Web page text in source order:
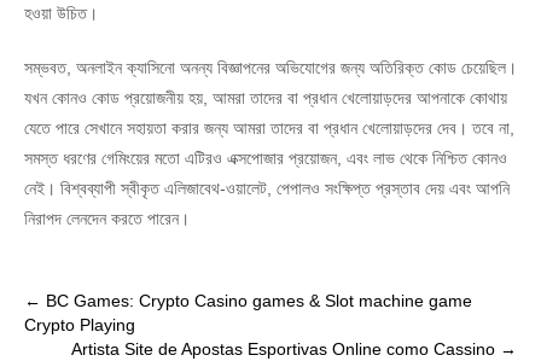
হওয়া উচিত।
সম্ভবত, অনলাইন ক্যাসিনো অনন্য বিজ্ঞাপনের অভিযোগের জন্য অতিরিক্ত কোড চেয়েছিল।
যখন কোনও কোড প্রয়োজনীয় হয়, আমরা তাদের বা প্রধান খেলোয়াড়দের আপনাকে কোথায়
যেতে পারে সেখানে সহায়তা করার জন্য আমরা তাদের বা প্রধান খেলোয়াড়দের দেব। তবে না,
সমস্ত ধরণের গেমিংয়ের মতো এটিরও এক্সপোজার প্রয়োজন, এবং লাভ থেকে নিশ্চিত কোনও
নেই। বিশ্বব্যাপী স্বীকৃত এলিজাবেথ-ওয়ালেট, পেপালও সংক্ষিপ্ত প্রস্তাব দেয় এবং আপনি
নিরাপদ লেনদেন করতে পারেন।
Post
navigation
← BC Games: Crypto Casino games & Slot machine game
Crypto Playing
Artista Site de Apostas Esportivas Online como Cassino →